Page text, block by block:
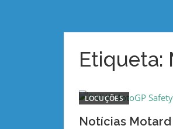
Etiqueta:
LOCUÇÕES
Notícias Motard